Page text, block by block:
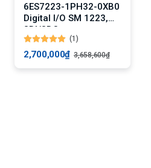
6ES7223-1PH32-0XB0
Digital I/O SM 1223,
8DI/8DO
(1)
2,700,000₫ 3,658,600₫